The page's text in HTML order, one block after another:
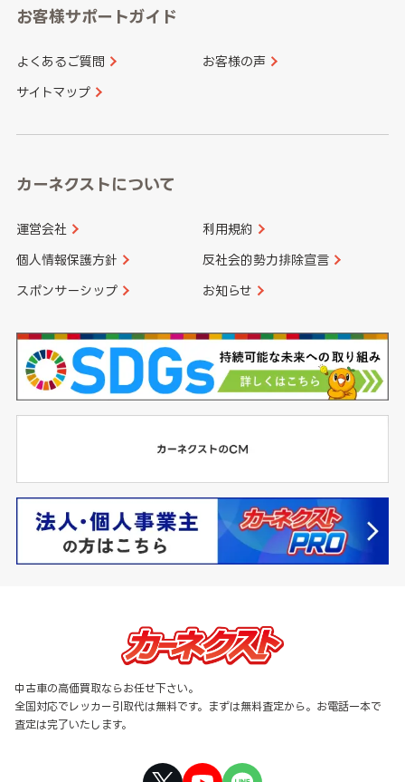
愛知県
和歌山県
山口県
香川県 愛媛県
長崎県
大分県 宮崎県
お客様サポートガイド
よくあるご質問 お客様の声
サイトマップ
カーネクストについて
運営会社 利用規約
個人情報保護方針 反社会的勢力排除宣言
スポンサーシップ お知らせ
中古車の高価買取ならお任せ下さい。
全国対応でレッカー引取代は無料です。まずは無料査定から。お電話一本で
査定は完了いたします。